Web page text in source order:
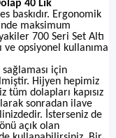
40 Lık
baskıdır. Ergonomik
maksimum
700 Seri Set Altı
ve opsiyonel kullanıma
için
Hijyen hepimiz
dolapları kapısız
sonradan ilave
İsterseniz de
açık olan